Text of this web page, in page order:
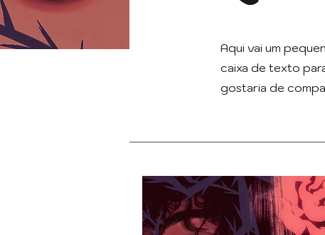
Aqui vai um
caixa de texto
gostaria de